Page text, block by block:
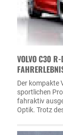
VOLVO C30 R-
Der kompakte
sportlichen
fahraktiv
Optik. Trotz